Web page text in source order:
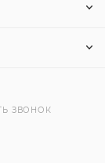
ЗВОНОК